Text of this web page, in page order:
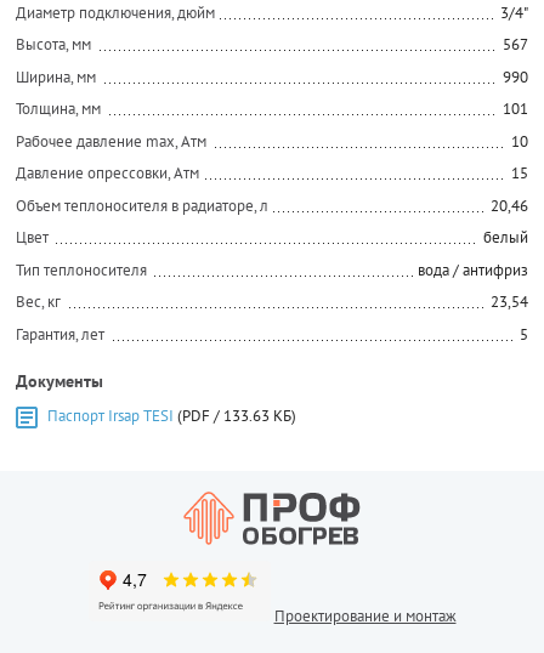
Диаметр подключения, дюйм
3/4"
Высота, мм
567
Ширина, мм
990
Толщина, мм
101
Рабочее давление max, Атм
10
Давление опрессовки, Атм
15
Объем теплоносителя в радиаторе, л
20,46
Цвет
белый
Тип теплоносителя
вода / антифриз
Вес, кг
23,54
Гарантия, лет
5
Документы
Паспорт Irsap TESI (PDF / 133.63 КБ)
Проектирование и монтаж